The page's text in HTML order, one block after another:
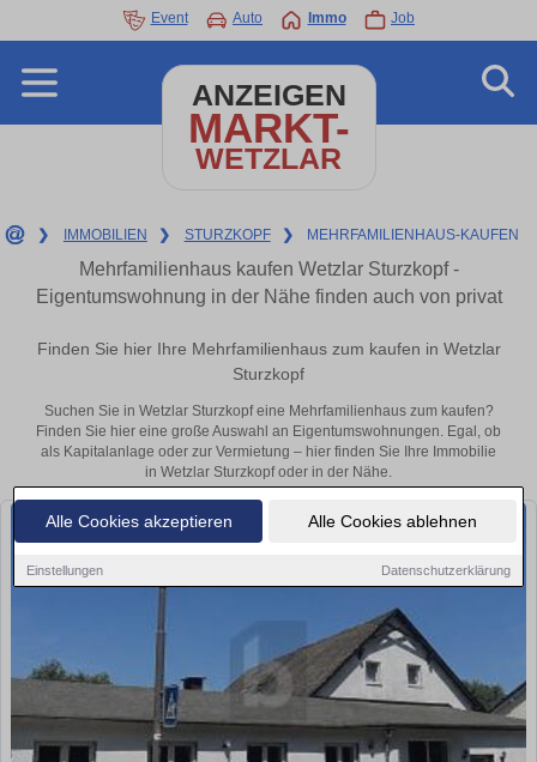
Alle Cookies akzeptieren Alle Cookies ablehnen
Einstellungen Datenschutzerklärung
Event Auto Immo Job
ANZEIGEN
MARKT-
WETZLAR
❯ IMMOBILIEN ❯ STURZKOPF ❯ MEHRFAMILIENHAUS-KAUFEN
Mehrfamilienhaus kaufen Wetzlar Sturzkopf -
Eigentumswohnung in der Nähe finden auch von privat
Finden Sie hier Ihre Mehrfamilienhaus zum kaufen in Wetzlar
Sturzkopf
Suchen Sie in Wetzlar Sturzkopf eine Mehrfamilienhaus zum kaufen?
Finden Sie hier eine große Auswahl an Eigentumswohnungen. Egal, ob
als Kapitalanlage oder zur Vermietung – hier finden Sie Ihre Immobilie
in Wetzlar Sturzkopf oder in der Nähe.